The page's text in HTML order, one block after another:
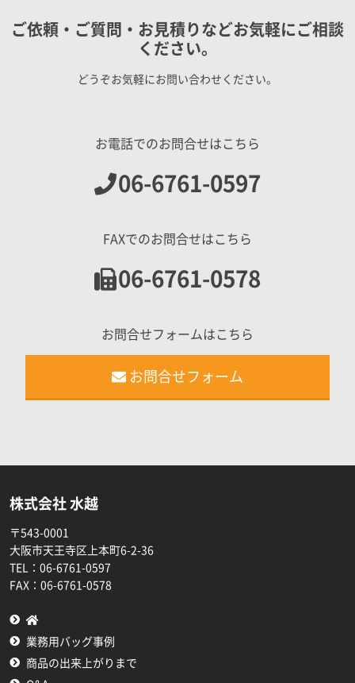
ご依頼・ご質問・お見積りなどお気軽にご相談
ください。
どうぞお気軽にお問い合わせください。
お電話でのお問合せはこちら
06-6761-0597
FAXでのお問合せはこちら
06-6761-0578
お問合せフォームはこちら
お問合せフォーム
株式会社 水越
〒543-0001
大阪市天王寺区上本町6-2-36
TEL： 06-6761-0597
FAX： 06-6761-0578
業務用バッグ事例
商品の出来上がりまで